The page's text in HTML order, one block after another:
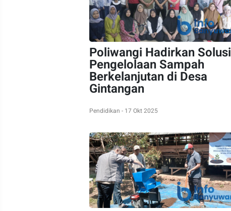
Poliwangi Hadirkan Solusi
Pengelolaan Sampah
Berkelanjutan di Desa
Gintangan
Pendidikan - 17 Okt 2025